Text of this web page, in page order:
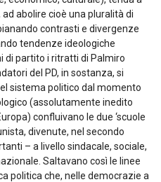
abolire cioè una pluralità di
contrasti e divergenze
tendenze ideologiche
di partito i ritratti di Palmiro
del PD, in sostanza, si
sistema politico dal momento
(assolutamente inedito
confluivano le due ‘scuole
divenute, nel secondo
– a livello sindacale, sociale,
Saltavano così le linee
politica che, nelle democrazie a